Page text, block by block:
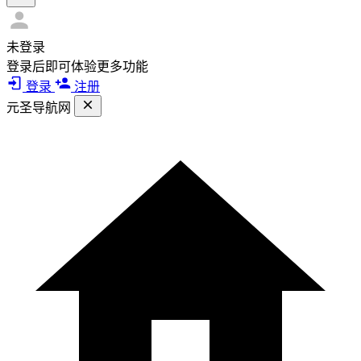
未登录
登录后即可体验更多功能
登录
注册
元圣导航网